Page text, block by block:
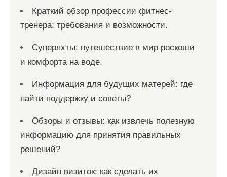
Краткий обзор профессии фитнес-
тренера: требования и возможности.
Суперяхты: путешествие в мир роскоши
и комфорта на воде.
Информация для будущих матерей: где
найти поддержку и советы?
Обзоры и отзывы: как извлечь полезную
информацию для принятия правильных
решений?
Дизайн визиток: как сделать их